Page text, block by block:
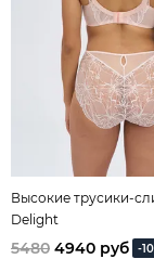
Высокие трусики-
Delight
5480 4940 руб -